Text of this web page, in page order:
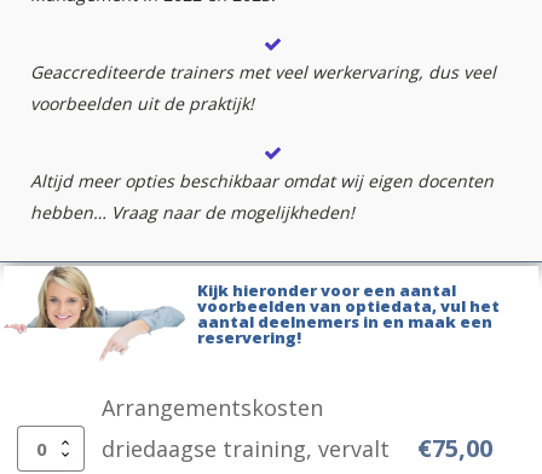
Geaccrediteerde trainers met veel werkervaring, dus veel
voorbeelden uit de praktijk!
Altijd meer opties beschikbaar omdat wij eigen docenten
hebben… Vraag naar de mogelijkheden!
Kijk hieronder voor een aantal
voorbeelden van optiedata, vul het
aantal deelnemers in en maak een
reservering!
Arrangementskosten
Arrangementskosten
driedaagse training, vervalt
€75,00